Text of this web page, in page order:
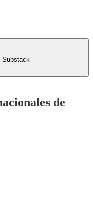
Substack
de